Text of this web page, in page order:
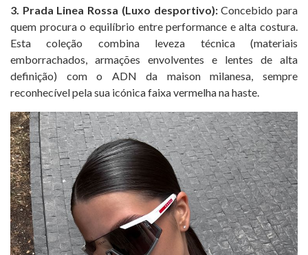
3. Prada Linea Rossa (Luxo desportivo):Concebido para
quem procura o equilíbrio entre performance e alta costura.
Esta coleção combina leveza técnica (materiais
emborrachados, armações envolventes e lentes de alta
definição) com o ADN da maison milanesa, sempre
reconhecível pela sua icónica faixa vermelha na haste.